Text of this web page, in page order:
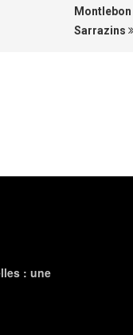
Sarrazins
: une